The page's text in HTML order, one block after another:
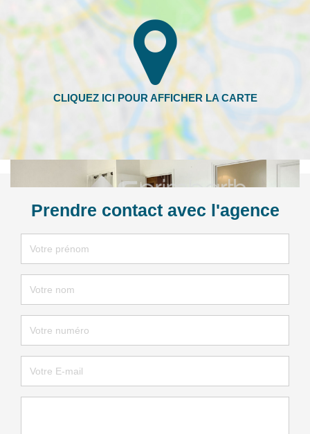
Prendre contact avec l'agence